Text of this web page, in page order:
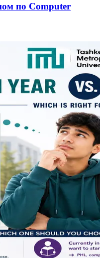
по Computer